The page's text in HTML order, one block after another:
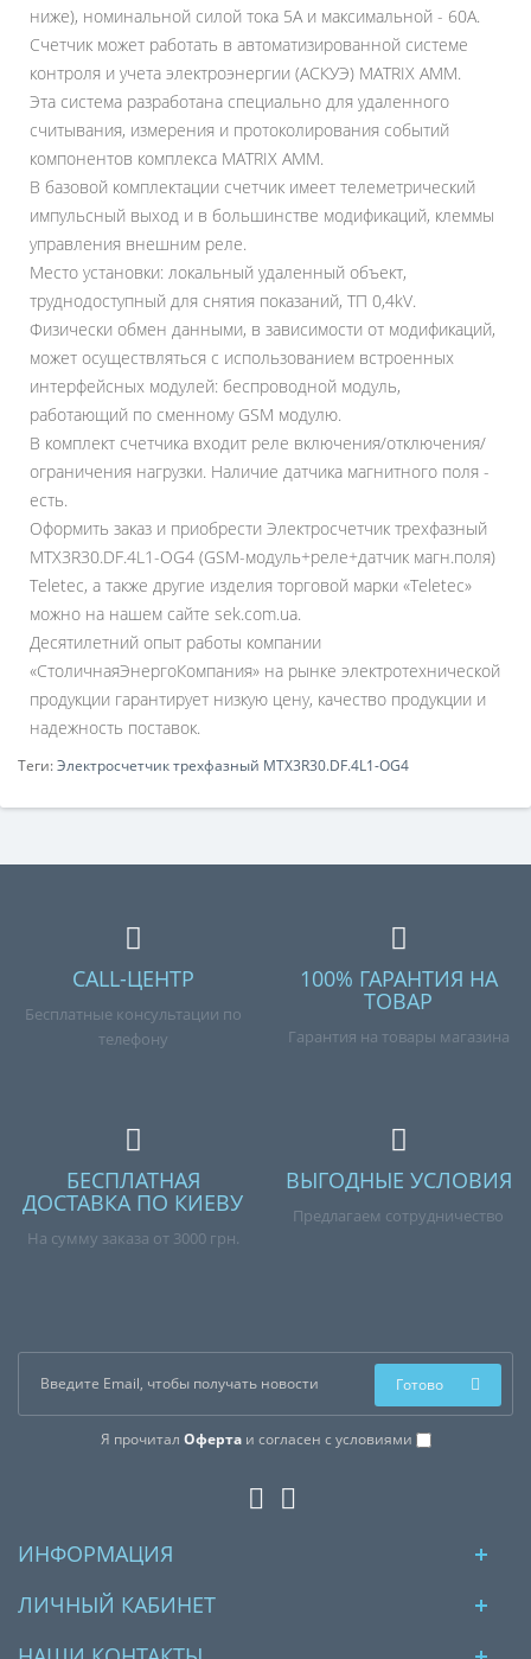
ниже), номинальной силой тока 5А и максимальной - 60А.
Счетчик может работать в автоматизированной системе
контроля и учета электроэнергии (АСКУЭ) MATRIX AMM.
Эта система разработана специально для удаленного
считывания, измерения и протоколирования событий
компонентов комплекса MATRIX AMM.
В базовой комплектации счетчик имеет телеметрический
импульсный выход и в большинстве модификаций, клеммы
управления внешним реле.
Место установки: локальный удаленный объект,
труднодоступный для снятия показаний, ТП 0,4kV.
Физически обмен данными, в зависимости от модификаций,
может осуществляться с использованием встроенных
интерфейсных модулей: беспроводной модуль,
работающий по сменному GSM модулю.
В комплект счетчика входит реле включения/отключения/
ограничения нагрузки. Наличие датчика магнитного поля -
есть.
Оформить заказ и приобрести Электросчетчик трехфазный
MTX3R30.DF.4L1-ОG4 (GSM-модуль+реле+датчик магн.поля)
Teletec, а также другие изделия торговой марки «Teletec»
можно на нашем сайте sek.com.ua.
Десятилетний опыт работы компании
«СтоличнаяЭнергоКомпания» на рынке электротехнической
продукции гарантирует низкую цену, качество продукции и
надежность поставок.
Теги:Электросчетчик трехфазный MTX3R30.DF.4L1-ОG4
CALL-ЦЕНТР
Бесплатные консультации по
телефону
100% ГАРАНТИЯ НА
ТОВАР
Гарантия на товары магазина
БЕСПЛАТНАЯ
ДОСТАВКА ПО КИЕВУ
На сумму заказа от 3000 грн.
ВЫГОДНЫЕ УСЛОВИЯ
Предлагаем сотрудничество
Я прочитал Офертаи согласен с условиями
Готово
ИНФОРМАЦИЯ
ЛИЧНЫЙ КАБИНЕТ